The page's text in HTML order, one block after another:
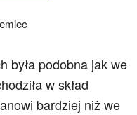
była podobna jak we
w skład
bardziej niż we